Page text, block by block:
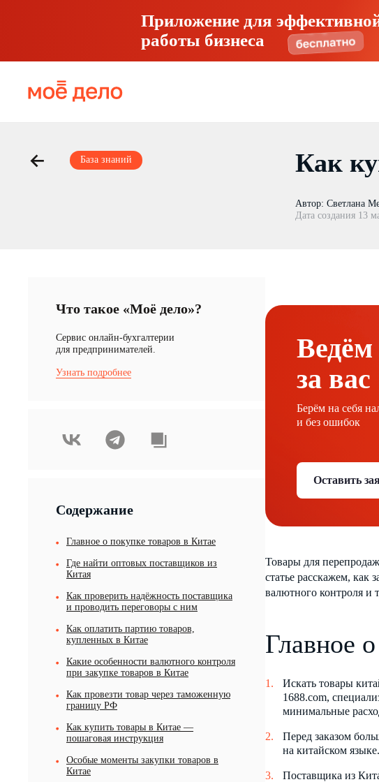
Приложение для
работы бизнеса
База знаний Как
Автор: Светлана
Дата создания 13
Что такое «Моё дело»?
Cервис онлайн-бухгалтерии
для предпринимателей.
Узнать подробнее
Содержание
Главное о покупке товаров в Китае
Где найти оптовых поставщиков из
Китая
Как проверить надёжность поставщика
и проводить переговоры с ним
Как оплатить партию товаров,
купленных в Китае
Какие особенности валютного контроля
при закупке товаров в Китае
Как провезти товар через таможенную
границу РФ
Как купить товары в Китае —
пошаговая инструкция
Особые моменты закупки товаров в
Китае
Ведём
за вас
Берём на себя
и без ошибок
Оставить
Товары для
статье расскажем, как
валютного контроля и
Главное
Искать товары
1688.com,
минимальные
Перед заказом
на китайском
Поставщика из